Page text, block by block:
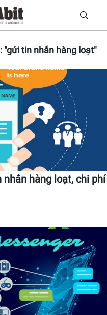
"gửi tin nhắn hàng loạt"
hàng loạt, chi phí